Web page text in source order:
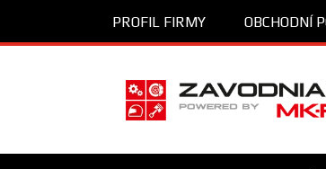
obsah
PROFIL FIRMY OBCHODNÍ